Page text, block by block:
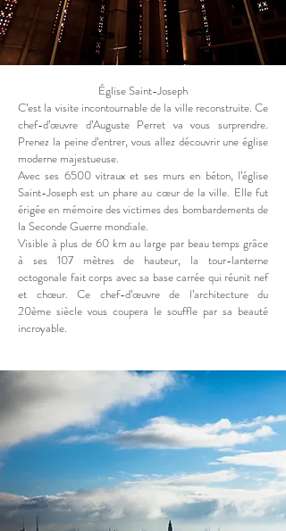
Église Saint-Joseph
C’est la visite incontournable de la ville reconstruite. Ce
chef-d’œuvre d’Auguste Perret va vous surprendre.
Prenez la peine d’entrer, vous allez découvrir une église
moderne majestueuse.
Avec ses 6500 vitraux et ses murs en béton, l’église
Saint-Joseph est un phare au cœur de la ville. Elle fut
érigée en mémoire des victimes des bombardements de
la Seconde Guerre mondiale.
Visible à plus de 60 km au large par beau temps grâce
à ses 107 mètres de hauteur, la tour-lanterne
octogonale fait corps avec sa base carrée qui réunit nef
et chœur. Ce chef-d’œuvre de l’architecture du
20ème siècle vous coupera le souffle par sa beauté
incroyable.